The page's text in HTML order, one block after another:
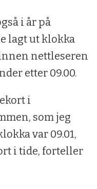
i år på
lagt ut klokka
nettleseren
etter 09.00.
i
som jeg
var 09.01,
i tide, forteller